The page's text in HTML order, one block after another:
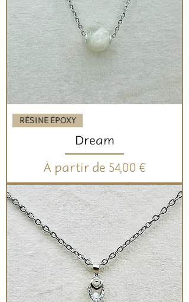
RÉSINE ÉPOXY
Dream
À partir de 54,00 €
Prix promotionnel